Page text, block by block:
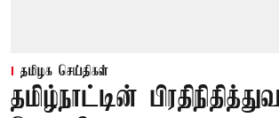
தமிழக செய்திகள்
தமிழ்நாட்டின்